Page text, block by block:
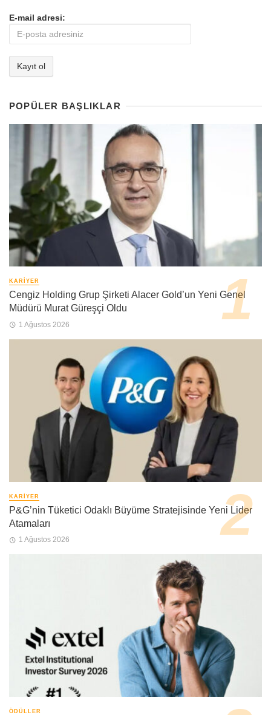
E-mail adresi:
POPÜLER BAŞLIKLAR
KARIYER
Cengiz Holding Grup Şirketi Alacer Gold’un Yeni Genel
Müdürü Murat Güreşçi Oldu
1 Ağustos 2026
KARIYER
P&G’nin Tüketici Odaklı Büyüme Stratejisinde Yeni Lider
Atamaları
1 Ağustos 2026
ÖDÜLLER